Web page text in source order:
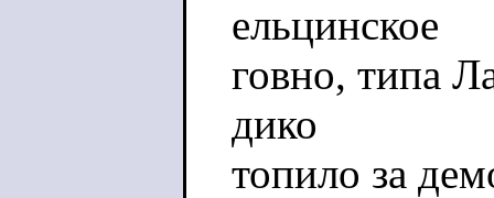
ельцинское
говно, типа
дико
топило за